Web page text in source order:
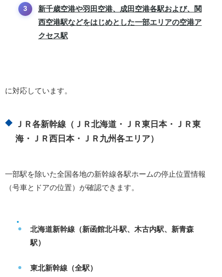
新千歳空港や羽田空港、成田空港各駅および、関
西空港駅などをはじめとした一部エリアの空港ア
クセス駅
に対応しています。
ＪＲ各新幹線（ＪＲ北海道・ＪＲ東日本・ＪＲ東
海・ＪＲ西日本・ＪＲ九州各エリア）
一部駅を除いた全国各地の新幹線各駅ホームの停止位置情報
（号車とドアの位置）が確認できます。
北海道新幹線（新函館北斗駅、木古内駅、新青森
駅）
東北新幹線（全駅）